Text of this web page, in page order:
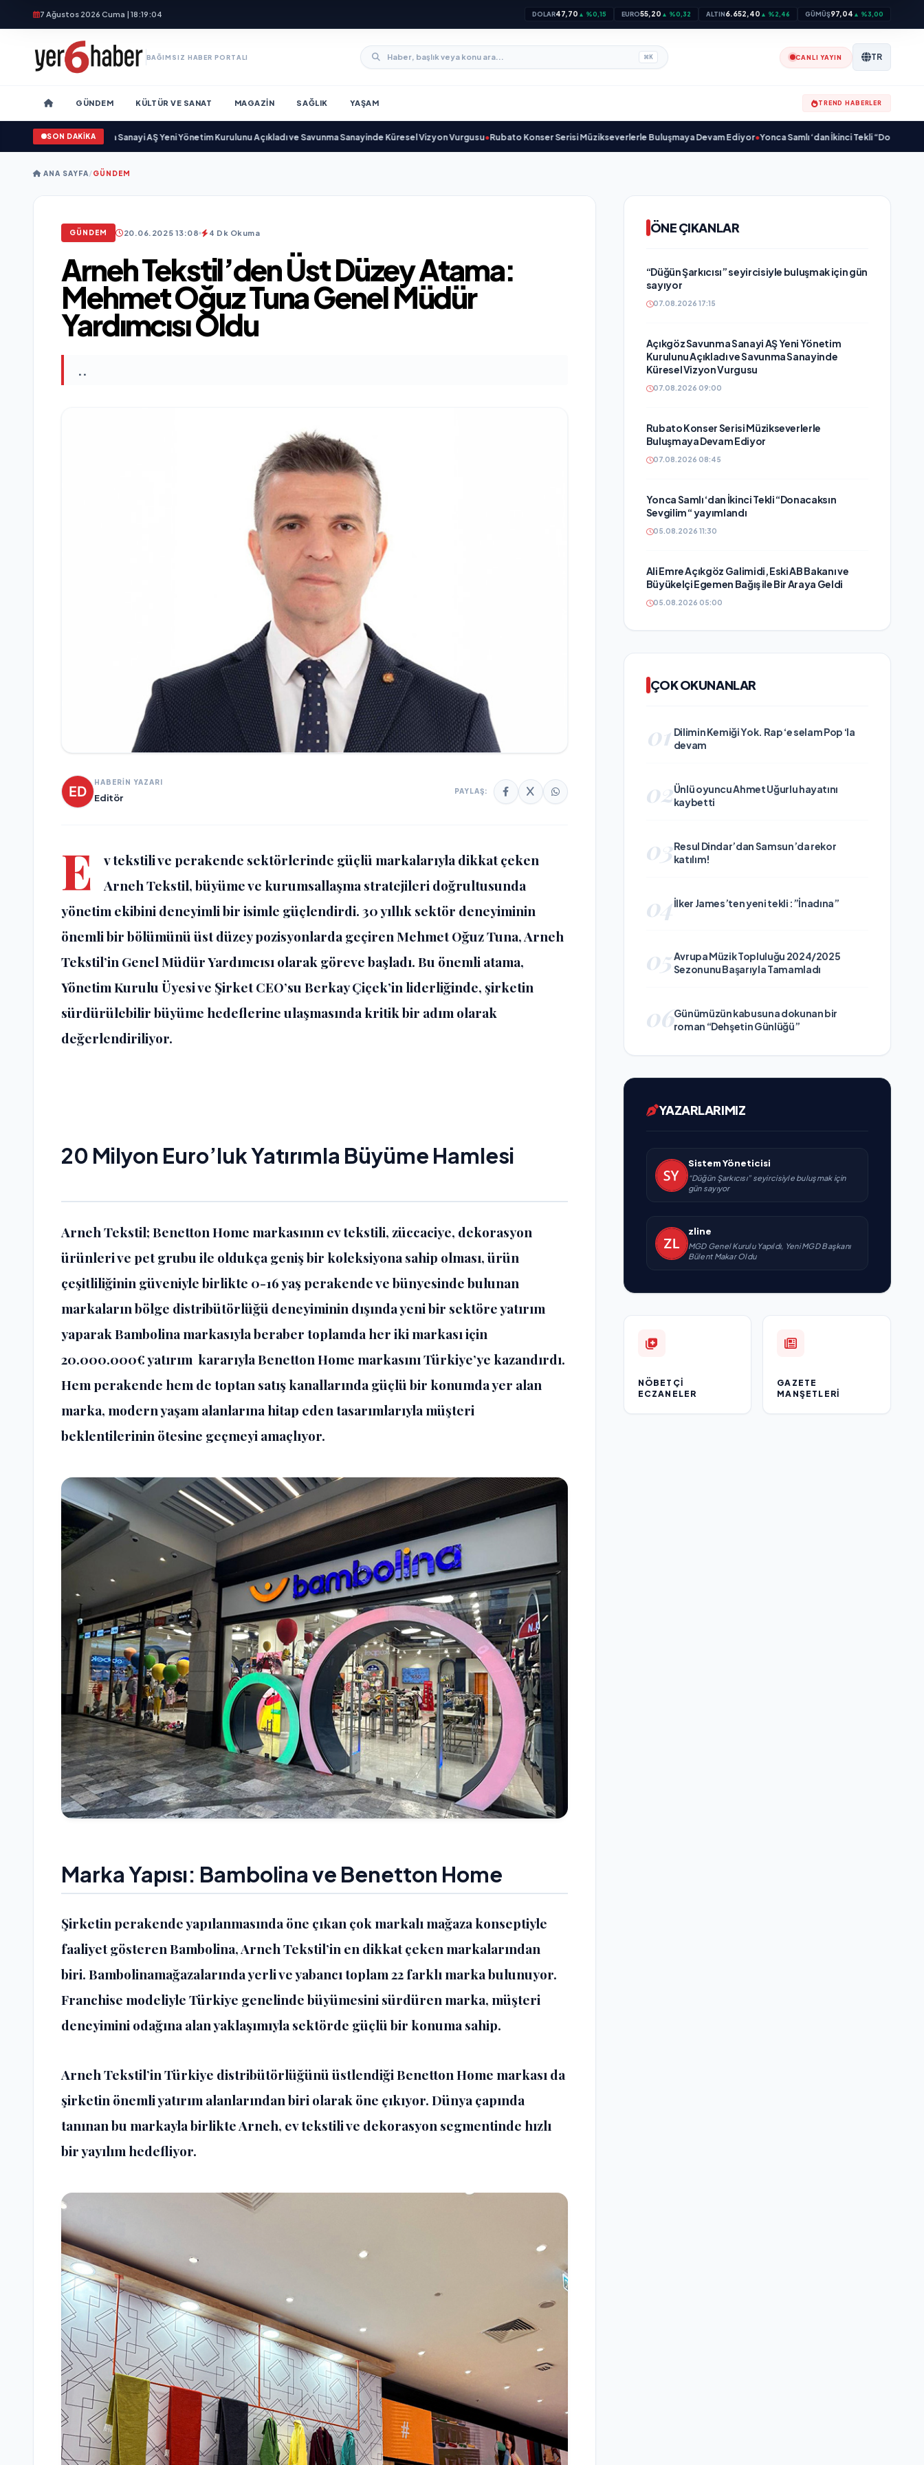
7 Ağustos 2026 Cuma | 18:19:06 DOLAR47,70 ▲ %0,15 EURO55,20 ▲ %0,32 ALTIN6.652,40 ▲ %2,46 GÜMÜŞ97,04 ▲ %3,00
BAĞIMSIZ HABER PORTALI ⌘K CANLI YAYIN TR
GÜNDEM KÜLTÜR VE SANAT MAGAZIN SAĞLIK YAŞAM TREND HABERLER
SON DAKİKA
Açıkgöz Savunma Sanayi AŞ Yeni Yönetim Kurulunu Açıkladı ve Savunma Sanayinde Küresel Vizyon Vurgusu•Rubato Konser Serisi Müzikseverlerle Buluşmaya Devam Ediyor•Yonca Samlı ‘dan İkinci Tekli “Donacaksın
ANA SAYFA/GÜNDEM
GÜNDEM 20.06.2025 13:08 4 Dk Okuma
Arneh Tekstil’den Üst Düzey Atama:
Mehmet Oğuz Tuna Genel Müdür
Yardımcısı Oldu
..
HABERİN YAZARI
Editör
PAYLAŞ:
E
v tekstili ve perakende sektörlerinde güçlü markalarıyla dikkat çeken
Arneh Tekstil, büyüme ve kurumsallaşma stratejileri doğrultusunda
yönetim ekibini deneyimli bir isimle güçlendirdi. 30 yıllık sektör deneyiminin
önemli bir bölümünü üst düzey pozisyonlarda geçiren Mehmet Oğuz Tuna, Arneh
Tekstil’in Genel Müdür Yardımcısı olarak göreve başladı. Bu önemli atama,
Yönetim Kurulu Üyesi ve Şirket CEO’su Berkay Çiçek’in liderliğinde, şirketin
sürdürülebilir büyüme hedeflerine ulaşmasında kritik bir adım olarak
değerlendiriliyor.
20 Milyon Euro’lukYatırımla Büyüme Hamlesi
Arneh Tekstil; Benetton Home markasının ev tekstili, züccaciye, dekorasyon
ürünleri ve pet grubu ile oldukça geniş bir koleksiyona sahip olması, ürün
çeşitliliğinin güveniyle birlikte 0-16 yaş perakende ve bünyesinde bulunan
markaların bölge distribütörlüğü deneyiminin dışında yeni bir sektöre yatırım
yaparak Bambolina markasıyla beraber toplamda her iki markası için
20.000.000€ yatırım kararıyla Benetton Home markasını Türkiye’ye kazandırdı.
Hem perakende hem de toptan satış kanallarında güçlü bir konumda yer alan
marka, modern yaşam alanlarına hitap eden tasarımlarıyla müşteri
beklentilerinin ötesine geçmeyi amaçlıyor.
Marka Yapısı: Bambolinave Benetton Home
Şirketin perakende yapılanmasında öne çıkan çok markalı mağaza konseptiyle
faaliyet gösteren Bambolina, Arneh Tekstil’in en dikkat çeken markalarından
biri. Bambolinamağazalarında yerli ve yabancı toplam 22 farklı marka bulunuyor.
Franchise modeliyle Türkiye genelinde büyümesini sürdüren marka, müşteri
deneyimini odağına alan yaklaşımıyla sektörde güçlü bir konuma sahip.
Arneh Tekstil’in Türkiye distribütörlüğünü üstlendiği Benetton Home markası da
şirketin önemli yatırım alanlarından biri olarak öne çıkıyor. Dünya çapında
tanınan bu markayla birlikte Arneh, ev tekstili ve dekorasyon segmentinde hızlı
bir yayılım hedefliyor.
ÖNE ÇIKANLAR
“Düğün Şarkıcısı” seyircisiyle buluşmak için gün
sayıyor
07.08.2026 17:15
Açıkgöz Savunma Sanayi AŞ Yeni Yönetim
Kurulunu Açıkladı ve Savunma Sanayinde
Küresel Vizyon Vurgusu
07.08.2026 09:00
Rubato Konser Serisi Müzikseverlerle
Buluşmaya Devam Ediyor
07.08.2026 08:45
Yonca Samlı ‘dan İkinci Tekli “Donacaksın
Sevgilim “ yayımlandı
05.08.2026 11:30
Ali Emre Açıkgöz Galimidi, Eski AB Bakanı ve
Büyükelçi Egemen Bağış ile Bir Araya Geldi
05.08.2026 05:00
ÇOK OKUNANLAR
01 Dilimin Kemiği Yok. Rap ‘e selam Pop ‘la
devam
02Ünlü oyuncu Ahmet Uğurlu hayatını
kaybetti
03Resul Dindar’dan Samsun’da rekor
katılım!
04İlker James’ten yeni tekli :”İnadına”
05Avrupa Müzik Topluluğu 2024/2025
Sezonunu Başarıyla Tamamladı
06Günümüzün kabusuna dokunan bir
roman “Dehşetin Günlüğü”
YAZARLARIMIZ
Sistem Yöneticisi
“Düğün Şarkıcısı” seyircisiyle buluşmak için
gün sayıyor
zline
MGD Genel Kurulu Yapıldı, Yeni MGD Başkanı
Bülent Makar Oldu
NÖBETÇI
ECZANELER
GAZETE
MANŞETLERI